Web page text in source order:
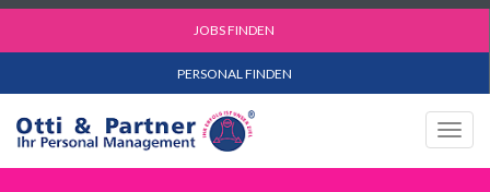
JOBS FINDEN
PERSONAL FINDEN